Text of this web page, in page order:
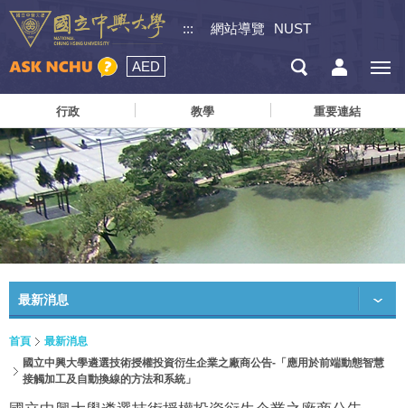
::: 網站導覽 NUST
AED
行政 教學 重要連結
最新消息
首頁
最新消息
國立中興大學遴選技術授權投資衍生企業之廠商公告-「應用於前端動態智慧
接觸加工及自動換線的方法和系統」